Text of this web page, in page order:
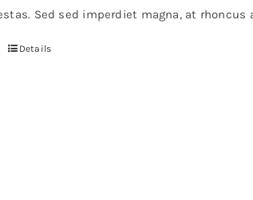
Sed sed imperdiet magna, at rhoncus
Details